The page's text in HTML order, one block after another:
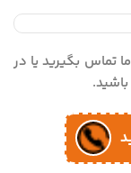
تماس بگیرید یا در